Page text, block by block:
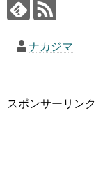
ナカジマ
スポンサーリンク